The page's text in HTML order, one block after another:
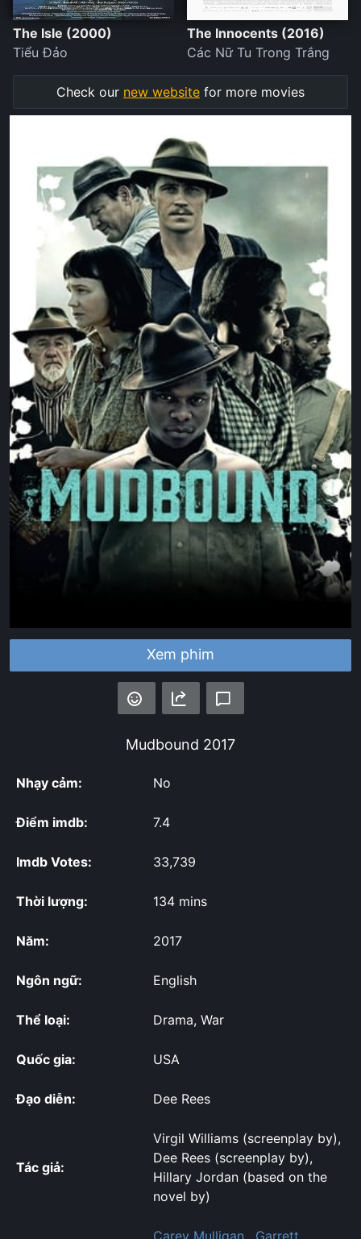
Xem phim
Mudbound 2017
Nhạy cảm: No
Điểm imdb: 7.4
Imdb Votes: 33,739
Thời lượng: 134 mins
Năm: 2017
Ngôn ngữ: English
Thể loại: Drama, War
Quốc gia: USA
Đạo diễn: Dee Rees
Tác giả:
Virgil Williams (screenplay by),
Dee Rees (screenplay by),
Hillary Jordan (based on the
novel by)
The Isle (2000)
Tiểu Đảo
The Innocents (2016)
Các Nữ Tu Trong Trắng
Check our new website for more movies